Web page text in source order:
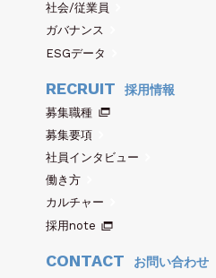
社会/従業員
ガバナンス
ESGデータ
RECRUIT 採用情報
募集職種
募集要項
社員インタビュー
働き方
カルチャー
採用note
CONTACT お問い合わせ